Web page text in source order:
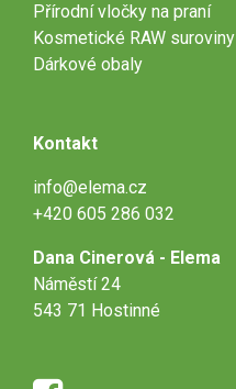
Přírodní vločky na praní
Kosmetické RAW suroviny
Dárkové obaly
Kontakt
info@elema.cz
+420 605 286 032
Dana Cinerová - Elema
Náměstí 24
543 71 Hostinné